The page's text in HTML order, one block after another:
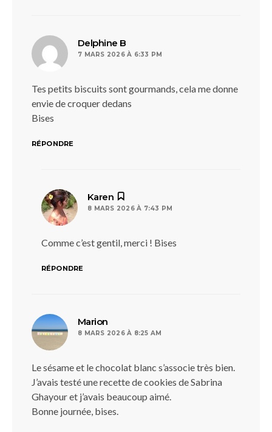
Delphine B
7 MARS 2026 À 6:33 PM
Tes petits biscuits sont gourmands, cela me donne
envie de croquer dedans
Bises
RÉPONDRE
Karen
8 MARS 2026 À 7:43 PM
Comme c’est gentil, merci ! Bises
RÉPONDRE
Marion
8 MARS 2026 À 8:25 AM
Le sésame et le chocolat blanc s’associe très bien.
J’avais testé une recette de cookies de Sabrina
Ghayour et j’avais beaucoup aimé.
Bonne journée, bises.